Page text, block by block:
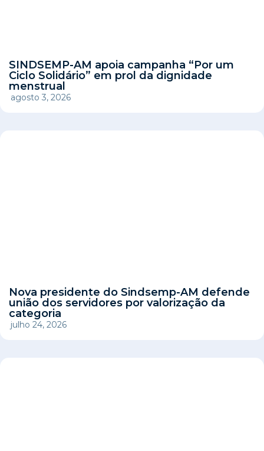
SINDSEMP-AM apoia campanha “Por um
Ciclo Solidário” em prol da dignidade
menstrual
agosto 3, 2026
Nova presidente do Sindsemp-AM defende
união dos servidores por valorização da
categoria
julho 24, 2026